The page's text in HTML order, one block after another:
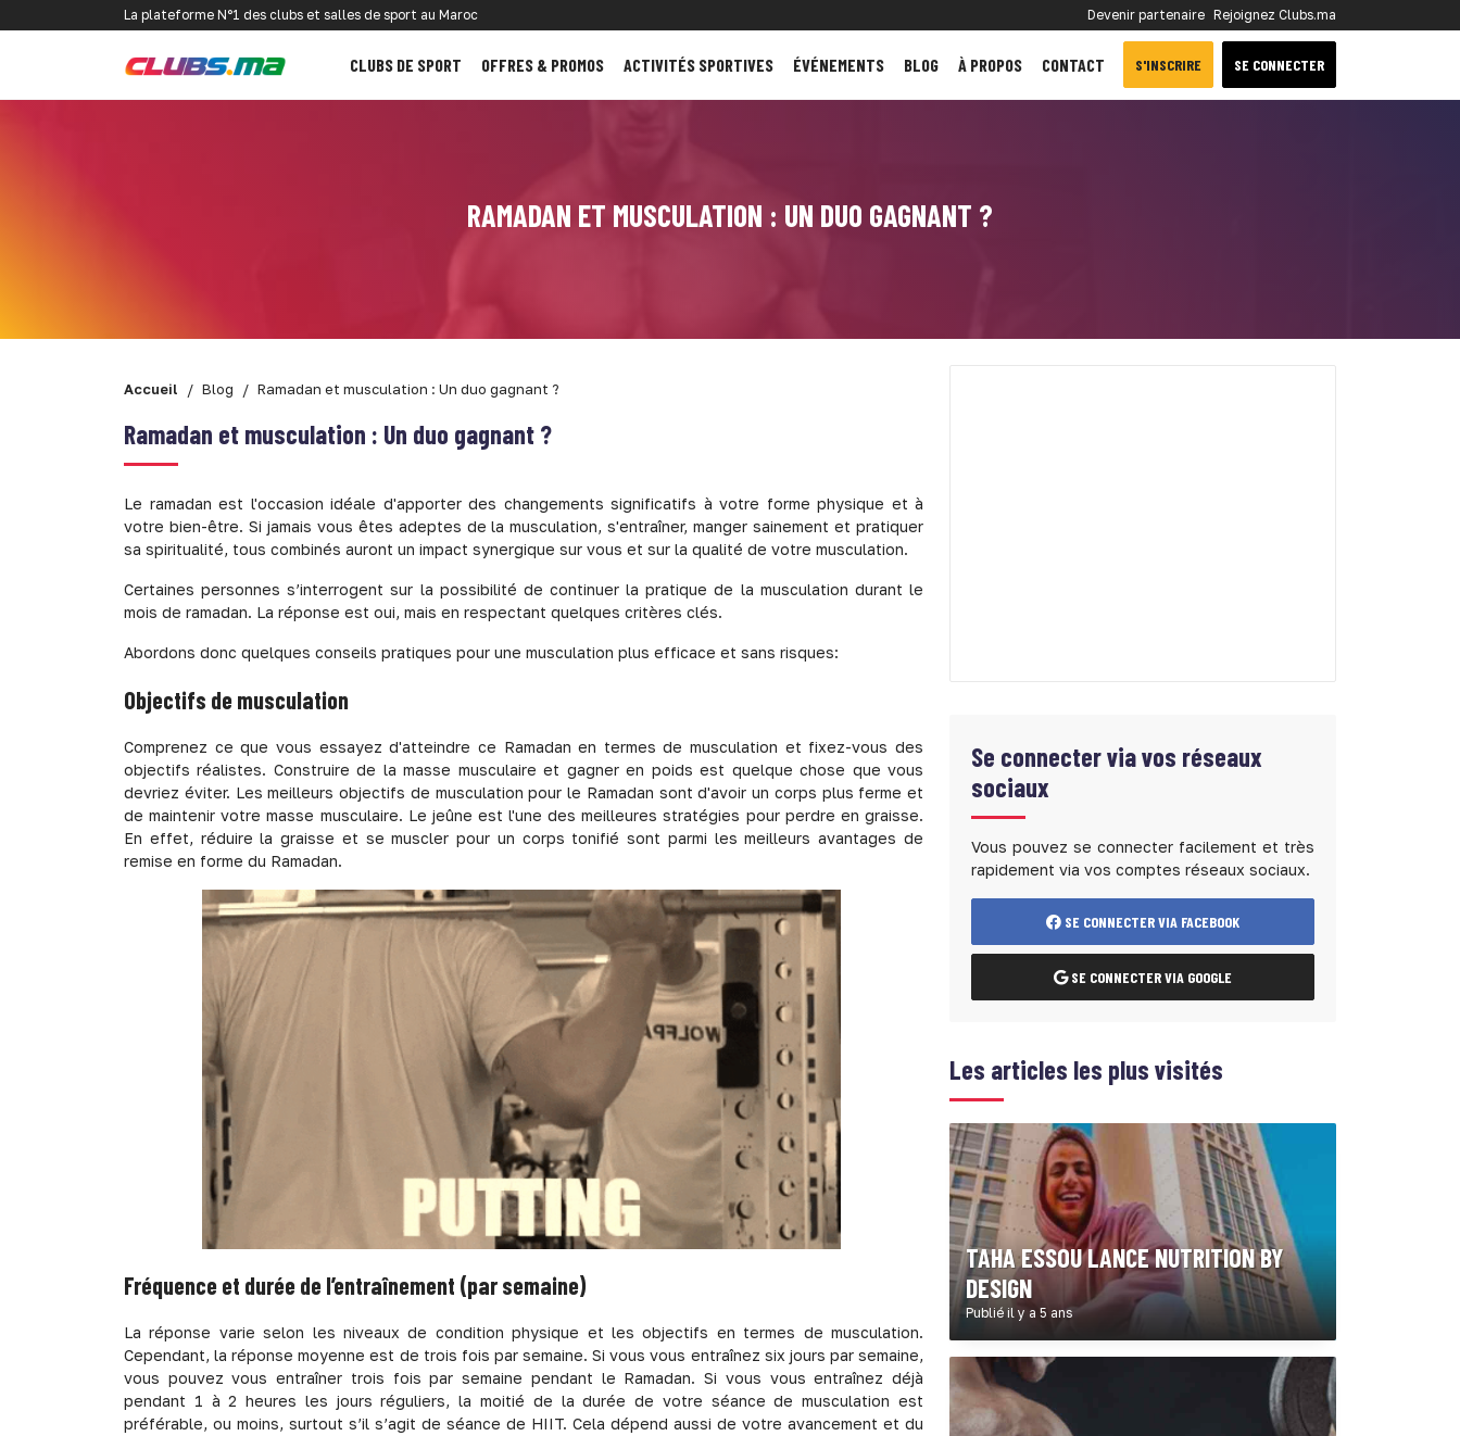
La plateforme N°1 des clubs et salles de sport au Maroc Devenir partenaire Rejoignez Clubs.ma
CLUBS DE SPORT OFFRES & PROMOS ACTIVITÉS SPORTIVES ÉVÉNEMENTS BLOG À PROPOS CONTACT S'INSCRIRE SE CONNECTER
RAMADAN ET MUSCULATION : UN DUO GAGNANT ?
Accueil Blog Ramadan et musculation : Un duo gagnant ?
Ramadan et musculation : Un duo gagnant ?
Le ramadan est l'occasion idéale d'apporter des changements significatifs à votre forme physique et à
votre bien-être. Si jamais vous êtes adeptes de la musculation, s'entraîner, manger sainement et pratiquer
sa spiritualité, tous combinés auront un impact synergique sur vous et sur la qualité de votre musculation.
Certaines personnes s’interrogent sur la possibilité de continuer la pratique de la musculation durant le
mois de ramadan. La réponse est oui, mais en respectant quelques critères clés.
Abordons donc quelques conseils pratiques pour une musculation plus efficace et sans risques:
Objectifs de musculation
Comprenez ce que vous essayez d'atteindre ce Ramadan en termes de musculation et fixez-vous des
objectifs réalistes. Construire de la masse musculaire et gagner en poids est quelque chose que vous
devriez éviter. Les meilleurs objectifs de musculation pour le Ramadan sont d'avoir un corps plus ferme et
de maintenir votre masse musculaire. Le jeûne est l'une des meilleures stratégies pour perdre en graisse.
En effet, réduire la graisse et se muscler pour un corps tonifié sont parmi les meilleurs avantages de
remise en forme du Ramadan.
Fréquence et durée de l’entraînement (par semaine)
La réponse varie selon les niveaux de condition physique et les objectifs en termes de musculation.
Cependant, la réponse moyenne est de trois fois par semaine. Si vous vous entraînez six jours par semaine,
vous pouvez vous entraîner trois fois par semaine pendant le Ramadan. Si vous vous entraînez déjà
pendant 1 à 2 heures les jours réguliers, la moitié de la durée de votre séance de musculation est
préférable, ou moins, surtout s’il s’agit de séance de HIIT. Cela dépend aussi de votre avancement et du
Se connecter via vos réseaux
sociaux
Vous pouvez se connecter facilement et très
rapidement via vos comptes réseaux sociaux.
SE CONNECTER VIA FACEBOOK
SE CONNECTER VIA GOOGLE
Les articles les plus visités
TAHA ESSOU LANCE NUTRITION BY
DESIGN
Publié il y a 5 ans